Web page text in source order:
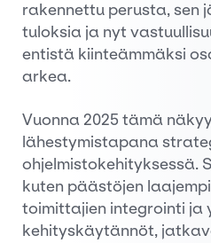
rakennettu perusta, sen
tuloksia ja nyt
entistä kiinteämmäksi
arkea.
Vuonna 2025 tämä
lähestymistapana
ohjelmistokehityksessä.
kuten päästöjen
toimittajien integrointi ja
kehityskäytännöt,